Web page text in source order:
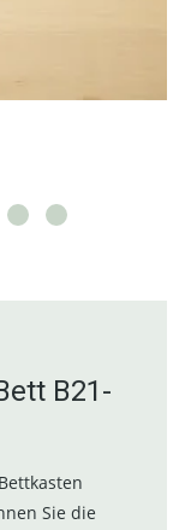
B21-
Sie die